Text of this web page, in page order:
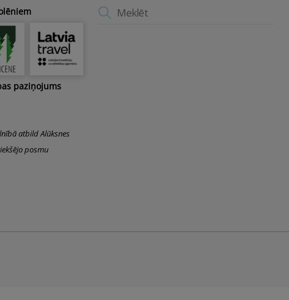
paziņojums
atbild Alūksnes
posmu